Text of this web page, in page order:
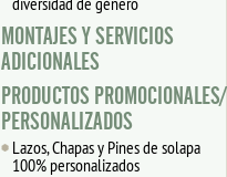
MONTAJES Y SERVICIOS
ADICIONALES
PRODUCTOS PROMOCIONALES/
PERSONALIZADOS
Lazos, Chapas y Pines de solapa
100% personalizados